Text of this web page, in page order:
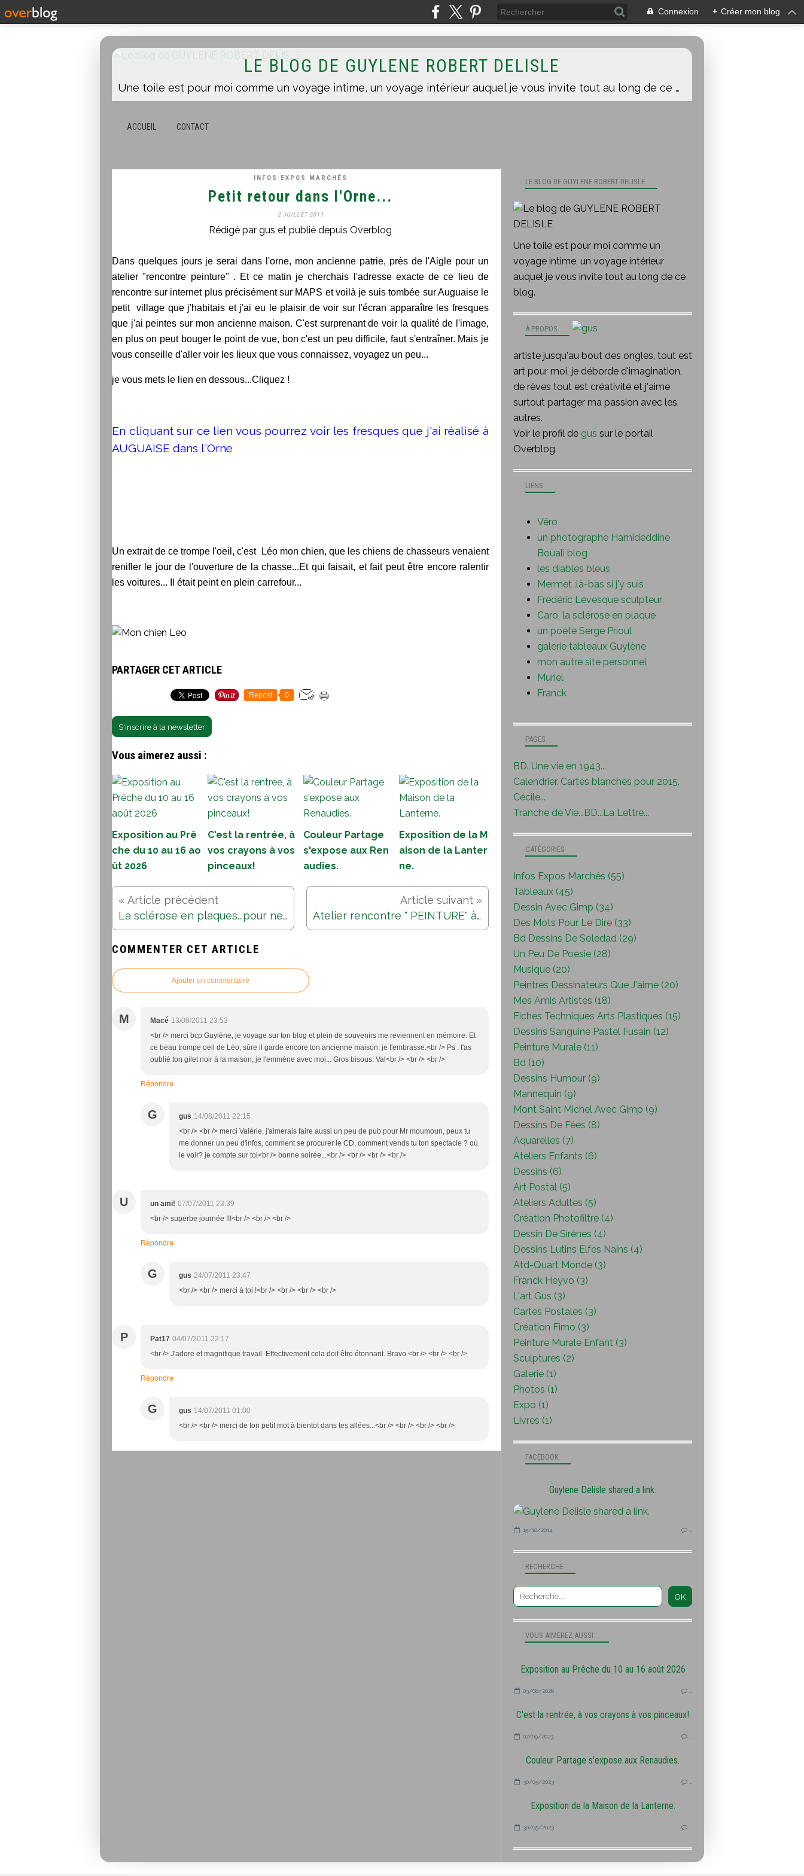
Connexion + Créer mon blog
LE BLOG DE GUYLENE ROBERT DELISLE
Une toile est pour moi comme un voyage intime, un voyage intérieur auquel je vous invite tout au long de ce blog.
ACCUEIL CONTACT
INFOS EXPOS MARCHÉS
Petit retour dans l'Orne...
2 JUILLET 2011
Rédigé par gus et publié depuis Overblog
Dans quelques jours je serai dans l'orne, mon ancienne patrie, près de l'Aigle pour un
atelier "rencontre peinture" . Et ce matin je cherchais l'adresse exacte de ce lieu de
rencontre sur internet plus précisément sur MAPS et voilà je suis tombée sur Auguaise le
petit village que j'habitais et j'ai eu le plaisir de voir sur l'écran apparaître les fresques
que j'ai peintes sur mon ancienne maison. C'est surprenant de voir la qualité de l'image,
en plus on peut bouger le point de vue, bon c'est un peu difficile, faut s'entraîner. Mais je
vous conseille d'aller voir les lieux que vous connaissez, voyagez un peu...
je vous mets le lien en dessous...Cliquez !
En cliquant sur ce lien vous pourrez voir les fresques que j'ai réalisé à
AUGUAISE dans l'Orne
Un extrait de ce trompe l'oeil, c'est Léo mon chien, que les chiens de chasseurs venaient
renifler le jour de l'ouverture de la chasse...Et qui faisait, et fait peut être encore ralentir
les voitures... Il était peint en plein carrefour...
PARTAGER CET ARTICLE
Repost 0
S'inscrire à la newsletter
Vous aimerez aussi :
Exposition au Prê
che du 10 au 16 ao
ût 2026
C'est la rentrée, à
vos crayons à vos
pinceaux!
Couleur Partage
s'expose aux Ren
audies.
Exposition de la M
aison de la Lanter
ne.
La sclérose en plaques...pour ne pas oublier... Atelier rencontre " PEINTURE" à L'Aigle...
COMMENTER CET ARTICLE
Ajouter un commentaire
M Macé 13/08/2011 23:53
<br /> merci bcp Guylène, je voyage sur ton blog et plein de souvenirs me reviennent en mémoire. Et
ce beau trompe oeil de Léo, sûre il garde encore ton ancienne maison. je t'embrasse.<br /> Ps : t'as
oublié ton gilet noir à la maison, je l'emmène avec moi... Gros bisous. Val<br /> <br /> <br />
Répondre
G gus 14/08/2011 22:15
<br /> <br /> merci Valérie, j'aimerais faire aussi un peu de pub pour Mr moumoun, peux tu
me donner un peu d'infos, comment se procurer le CD, comment vends tu ton spectacle ? où
le voir? je compte sur toi<br /> bonne soirée...<br /> <br /> <br /> <br />
U un ami! 07/07/2011 23:39
<br /> superbe journée !!!<br /> <br /> <br />
Répondre
G gus 24/07/2011 23:47
<br /> <br /> merci à toi !<br /> <br /> <br /> <br />
P Pat17 04/07/2011 22:17
<br /> J'adore et magnifique travail. Effectivement cela doit être étonnant. Bravo.<br /> <br /> <br />
Répondre
G gus 14/07/2011 01:00
<br /> <br /> merci de ton petit mot à bientot dans tes allées...<br /> <br /> <br /> <br />
RECHERCHE
LE BLOG DE GUYLENE ROBERT DELISLE
Une toile est pour moi comme un
voyage intime, un voyage intérieur
auquel je vous invite tout au long de ce
blog.
À PROPOS
artiste jusqu'au bout des ongles, tout est
art pour moi, je déborde d'imagination,
de rêves tout est créativité et j'aime
surtout partager ma passion avec les
autres.
Voir le profil de gus sur le portail
Overblog
VOUS AIMEREZ AUSSI :
Exposition au Prêche du 10 au 16 août 2026
03/08/2026
C'est la rentrée, à vos crayons à vos pinceaux!
07/09/2023
Couleur Partage s'expose aux Renaudies.
30/05/2023
Exposition de la Maison de la Lanterne.
30/05/2023
FACEBOOK
Guylene Delisle shared a link.
15/10/2014
PAGES
BD. Une vie en 1943...
Calendrier. Cartes blanches pour 2015.
Cécile...
Tranche de Vie...BD...La Lettre...
CATÉGORIES
Infos Expos Marchés (55)
Tableaux (45)
Dessin Avec Gimp (34)
Des Mots Pour Le Dire (33)
Bd Dessins De Soledad (29)
Un Peu De Poésie (28)
Musique (20)
Peintres Dessinateurs Que J'aime (20)
Mes Amis Artistes (18)
Fiches Techniques Arts Plastiques (15)
Dessins Sanguine Pastel Fusain (12)
Peinture Murale (11)
Bd (10)
Dessins Humour (9)
Mannequin (9)
Mont Saint Michel Avec Gimp (9)
Dessins De Fées (8)
Aquarelles (7)
Ateliers Enfants (6)
Dessins (6)
Art Postal (5)
Ateliers Adultes (5)
Création Photofiltre (4)
Dessin De Sirènes (4)
Dessins Lutins Elfes Nains (4)
Atd-Quart Monde (3)
Franck Heyvo (3)
L'art Gus (3)
Cartes Postales (3)
Création Fimo (3)
Peinture Murale Enfant (3)
Sculptures (2)
Galerie (1)
Photos (1)
Expo (1)
Livres (1)
LIENS
Véro
un photographe Hamideddine
Bouali blog
les diables bleus
Mermet :là-bas si j'y suis
Frédéric Lévesque sculpteur
Caro, la sclérose en plaque
un poète Serge Prioul
galerie tableaux Guylène
mon autre site personnel
Muriel
Franck